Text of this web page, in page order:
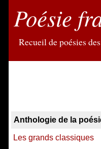
Poésie
Recueil de poésies
Anthologie de la
Les grands classiques